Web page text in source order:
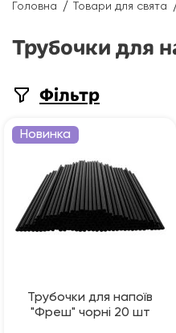
Головна Товари для свята
Трубочки для
Фільтр
Новинка
Трубочки для напоїв
"Фреш" чорні 20 шт